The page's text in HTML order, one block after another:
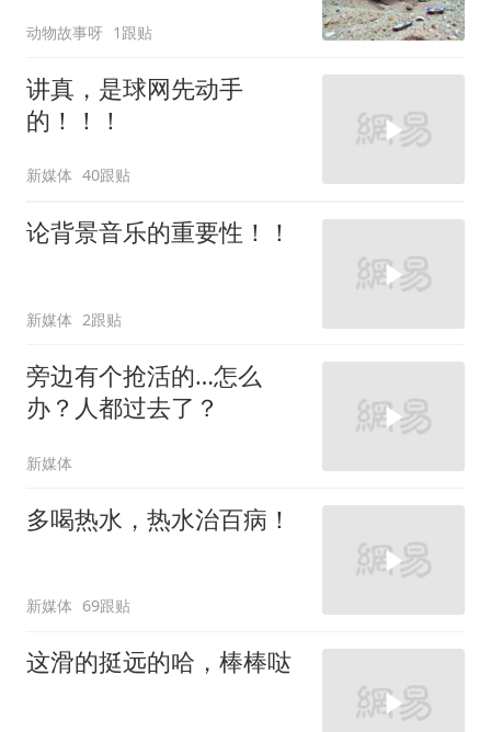
动物故事呀 1跟贴
讲真，是球网先动手
的！！！
新媒体 40跟贴
论背景音乐的重要性！！
新媒体 2跟贴
旁边有个抢活的…怎么
办？人都过去了？
新媒体
多喝热水，热水治百病！
新媒体 69跟贴
这滑的挺远的哈，棒棒哒